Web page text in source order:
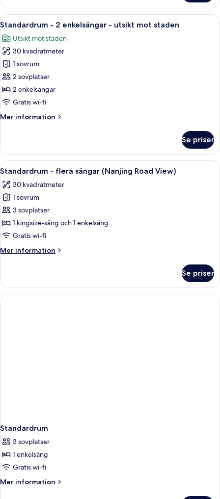
-
enkelsängar
Öppna
alla
foton
för
Standardrum
-
2
enkelsängar
utsikt
Ett modernt badrum med en
4
Standardrum - 2 enkelsängar - utsikt mot staden
Utsikt mot staden
30 kvadratmeter
1 sovrum
2 sovplatser
2 enkelsängar
Gratis wi-fi
Mer information
Mer
-
enkelsängar
utsikt
mot
Se priser
Öppna
alla
foton
för
Standardrum
-
flera
(Nanjing
Standardrum - flera sängar
1
Standardrum - flera sängar (Nanjing Road View)
30 kvadratmeter
1 sovrum
3 sovplatser
1 kingsize-säng och 1 enkelsäng
Gratis wi-fi
Mer information
Mer
-
flera
sängar
Se priser
Standardrum
3 sovplatser
1 enkelsäng
Gratis wi-fi
Mer information
Mer